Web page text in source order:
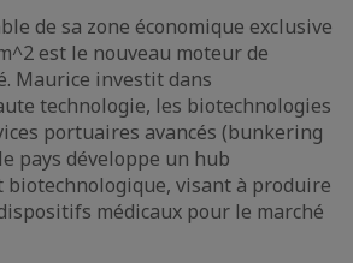
de sa zone économique exclusive
est le nouveau moteur de
Maurice investit dans
technologie, les biotechnologies
portuaires avancés (bunkering
pays développe un hub
biotechnologique, visant à produire
médicaux pour le marché